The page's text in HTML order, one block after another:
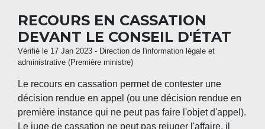
RECOURS EN CASSATION
DEVANT LE CONSEIL D'ÉTAT
Vérifié le 17 Jan 2023 - Direction de l'information légale et
administrative (Première ministre)
Le recours en cassation permet de contester une
décision rendue en appel (ou une décision rendue en
première instance qui ne peut pas faire l'objet d'appel).
Le juge de cassation ne peut pas rejuger l'affaire, il